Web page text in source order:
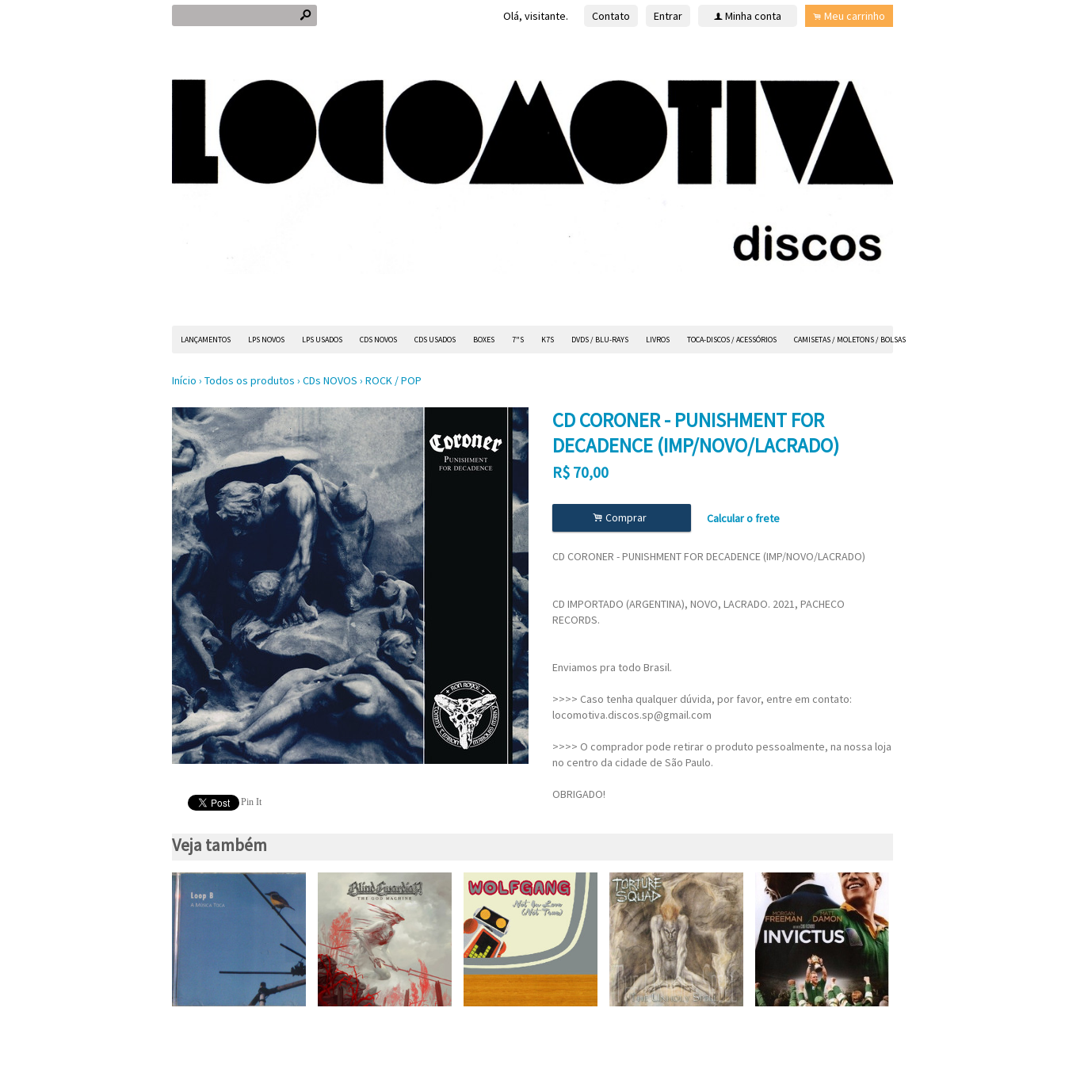
s Olá, visitante. Contato Entrar f Minha conta . Meu carrinho
LANÇAMENTOS LPS NOVOS LPS USADOS CDS NOVOS CDS USADOS BOXES 7"S K7S DVDS / BLU-RAYS LIVROS TOCA-DISCOS / ACESSÓRIOS CAMISETAS / MOLETONS / BOLSAS
Início › Todos os produtos › CDs NOVOS › ROCK / POP
Pin It
CD CORONER - PUNISHMENT FOR
DECADENCE (IMP/NOVO/LACRADO)
R$ 70,00
. Comprar Calcular o frete
CD CORONER - PUNISHMENT FOR DECADENCE (IMP/NOVO/LACRADO)
CD IMPORTADO (ARGENTINA), NOVO, LACRADO. 2021, PACHECO
RECORDS.
Enviamos pra todo Brasil.
>>>> Caso tenha qualquer dúvida, por favor, entre em contato:
locomotiva.discos.sp@gmail.com
>>>> O comprador pode retirar o produto pessoalmente, na nossa loja
no centro da cidade de São Paulo.
OBRIGADO!
Veja também